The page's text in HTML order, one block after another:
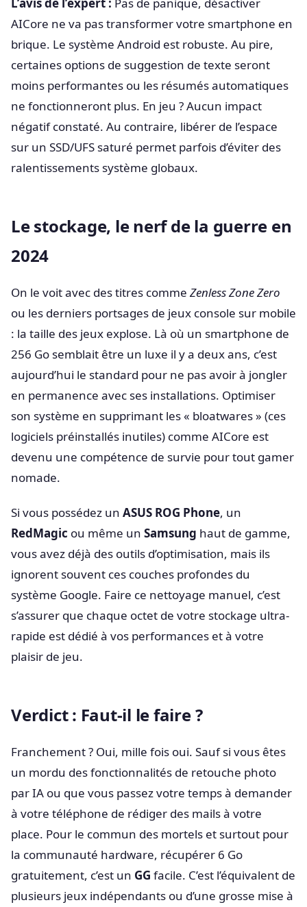
AICore ne va pas transformer votre smartphone en
brique. Le système Android est robuste. Au pire,
certaines options de suggestion de texte seront
moins performantes ou les résumés automatiques
ne fonctionneront plus. En jeu ? Aucun impact
négatif constaté. Au contraire, libérer de l’espace
sur un SSD/UFS saturé permet parfois d’éviter des
ralentissements système globaux.
Le stockage, le nerf de la guerre en
2024
On le voit avec des titres comme Zenless Zone Zero
ou les derniers portsages de jeux console sur mobile
: la taille des jeux explose. Là où un smartphone de
256 Go semblait être un luxe il y a deux ans, c’est
aujourd’hui le standard pour ne pas avoir à jongler
en permanence avec ses installations. Optimiser
son système en supprimant les « bloatwares » (ces
logiciels préinstallés inutiles) comme AICore est
devenu une compétence de survie pour tout gamer
nomade.
Si vous possédez un ASUS ROG Phone, un
RedMagic ou même un Samsung haut de gamme,
vous avez déjà des outils d’optimisation, mais ils
ignorent souvent ces couches profondes du
système Google. Faire ce nettoyage manuel, c’est
s’assurer que chaque octet de votre stockage ultra-
rapide est dédié à vos performances et à votre
plaisir de jeu.
Verdict : Faut-il le faire ?
Franchement ? Oui, mille fois oui. Sauf si vous êtes
un mordu des fonctionnalités de retouche photo
par IA ou que vous passez votre temps à demander
à votre téléphone de rédiger des mails à votre
place. Pour le commun des mortels et surtout pour
la communauté hardware, récupérer 6 Go
gratuitement, c’est un GG facile. C’est l’équivalent de
plusieurs jeux indépendants ou d’une grosse mise à